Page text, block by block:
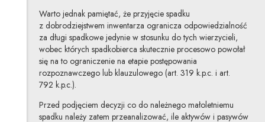
Warto jednak pamiętać, że przyjęcie spadku
z dobrodziejstwem inwentarza ogranicza odpowiedzialność
za długi spadkowe jedynie w stosunku do tych wierzycieli,
wobec których spadkobierca skutecznie procesowo powołał
się na to ograniczenie na etapie postępowania
rozpoznawczego lub klauzulowego (art. 319 k.p.c. i art.
792 k.p.c.).
Przed podjęciem decyzji co do należnego małoletniemu
spadku należy zatem przeanalizować, ile aktywów i pasywów